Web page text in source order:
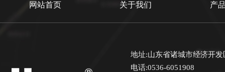
网站首页 关于我们 产
地址:山东省诸城市经济开
电话:0536-6051908